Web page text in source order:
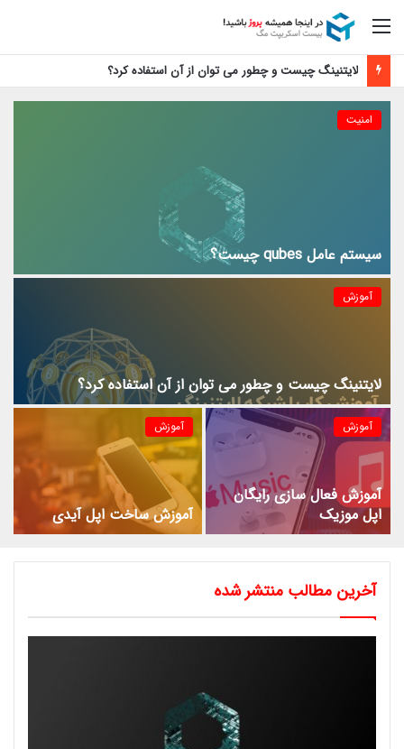
منو
لایتنینگ چیست و چطور می توان از آن استفاده کرد؟
امنیت
سیستم عامل qubes چیست؟
آموزش
لایتنینگ چیست و چطور می توان از آن استفاده کرد؟
آموزش
آموزش فعال سازی رایگان
اپل موزیک
آموزش
آموزش ساخت اپل آیدی
آخرین مطالب منتشر شده